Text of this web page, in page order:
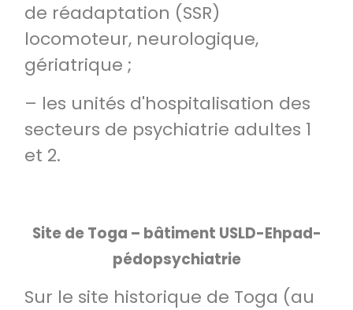
de réadaptation (SSR)
locomoteur, neurologique,
gériatrique ;
– les unités d'hospitalisation des
secteurs de psychiatrie adultes 1
et 2.
Site de Toga – bâtiment USLD-Ehpad-
pédopsychiatrie
Sur le site historique de Toga (au